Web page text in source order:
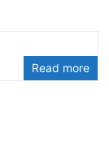
Read more